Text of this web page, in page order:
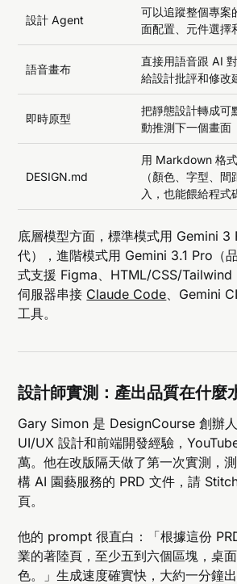
設計 Agent
可以追蹤整個專案
面配置、元件選擇
語音畫布
直接用語音跟 AI
給設計批評和修改
即時原型
把靜態設計轉成可
動推測下一個畫面
DESIGN.md
用 Markdown 格
（顏色、字型、
入，也能餵給程式
底層模型方面，標準模式用 Gemini 3
代），進階模式用 Gemini 3.1 Pro（
式支援 Figma、HTML/CSS/Tailwind
伺服器串接 Claude Code 、Gemini
工具。
設計師實測：產出品質在什麼
Gary Simon 是 DesignCourse 創辦
UI/UX 設計和前端開發經驗，
萬。他在改版隔天做了第一次實測，
構 AI 園藝服務的 PRD 文件，請
頁。
他的 prompt 很直白：「根據這份
業的著陸頁，至少五到六個區塊，桌
色。」生成速度確實快，大約一分鐘